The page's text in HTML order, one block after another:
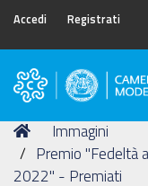
Accedi Registrati
Camera
Commercio
di
Modena
Tu
sei
qui:
Home
Immagini
Premio "Fedeltà
2022" - Premiati